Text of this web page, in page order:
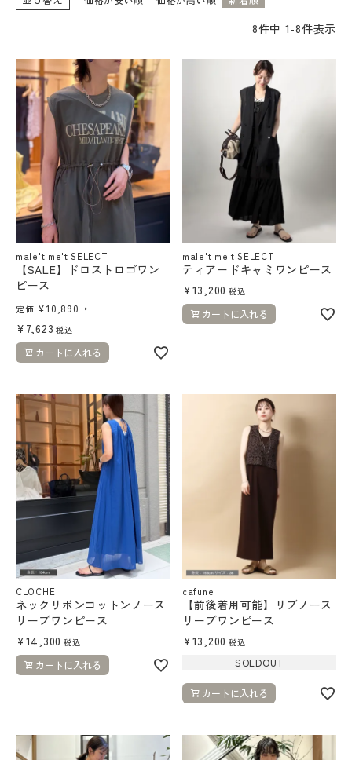
よくあるご質問
DAKESHITA CO.,LTD.
採用情報
8件中 1-8件表示
male't me't SELECT
【SALE】ドロストロゴワン
ピース
定価 ¥10,890→
¥ 7,623 税込
カートに入れる
male't me't SELECT
ティアードキャミワンピース
¥13,200 税込
カートに入れる
CLOCHE
ネックリボンコットンノース
リーブワンピース
¥14,300 税込
カートに入れる
cafune
【前後着用可能】リブノース
リーブワンピース
¥13,200 税込
SOLDOUT
カートに入れる